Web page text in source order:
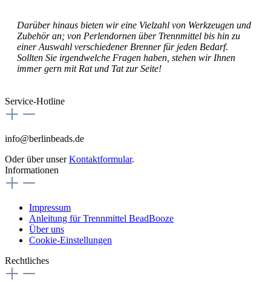
Darüber hinaus bieten wir eine Vielzahl von Werkzeugen und
Zubehör an; von Perlendornen über Trennmittel bis hin zu
einer Auswahl verschiedener Brenner für jeden Bedarf.
Sollten Sie irgendwelche Fragen haben, stehen wir Ihnen
immer gern mit Rat und Tat zur Seite!
Service-Hotline
info@berlinbeads.de
Oder über unserKontaktformular.
Informationen
Impressum
Anleitung für Trennmittel BeadBooze
Über uns
Cookie-Einstellungen
Rechtliches